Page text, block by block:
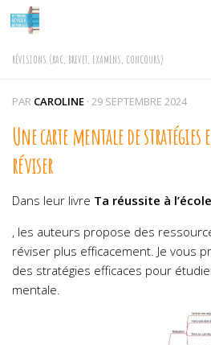
Skip to content
RÉVISIONS (BAC, BREVET, EXAMENS, CONCOURS)
PAR CAROLINE · 29 SEPTEMBRE 2024
Une carte mentale de stratégies
réviser
Dans leur livre Ta réussite à
, les auteurs propose des
réviser plus efficacement. Je vous
des stratégies efficaces pour
mentale.